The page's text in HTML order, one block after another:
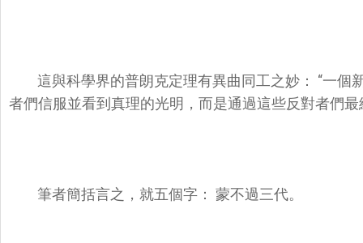
這與科學界的普朗克定理有異曲同工之妙： “一
者們信服並看到真理的光明，而是通過這些反對者們
筆者簡括言之，就五個字： 蒙不過三代。